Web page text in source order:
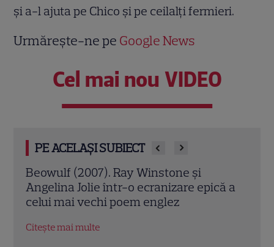
şi a-l ajuta pe Chico şi pe ceilalţi fermieri.
Urmărește-ne pe Google News
Cel mai nou VIDEO
PE ACELAȘI SUBIECT
Jack Ryan: Agentul din umbră (2014).
Chris Pine și Kevin Costner, într-o cursă
contra cronometru pentru salvarea